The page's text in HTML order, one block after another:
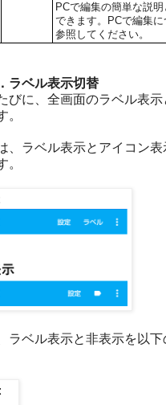
PCで編集の簡単な説
できます。PCで編集に
参照してください。
ラベル表示切替
びに、全画面のラベル表
。
、ラベル表示とアイコン
。
ラベル表示と非表示を以